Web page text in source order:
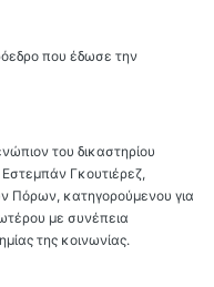
που έδωσε την
του δικαστηρίου
Γκουτιέρεζ,
Πόρων, κατηγορούμενου για
με συνέπεια
της κοινωνίας.